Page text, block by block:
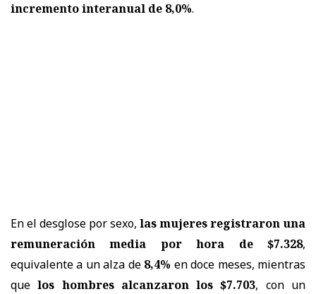
incremento interanual de 8,0%.
En el desglose por sexo, las mujeres registraron una
remuneración media por hora de $7.328,
equivalente a un alza de 8,4% en doce meses, mientras
quelos hombres alcanzaron los $7.703, con un